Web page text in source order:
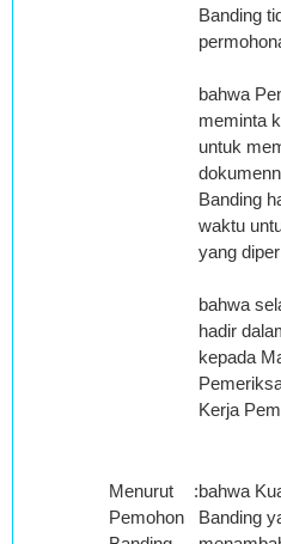
Banding
bahwa
meminta
untuk
Banding
waktu
yang
bahwa
hadir
kepada
Kerja
Menurut
Pemohon
:bahwa
Banding